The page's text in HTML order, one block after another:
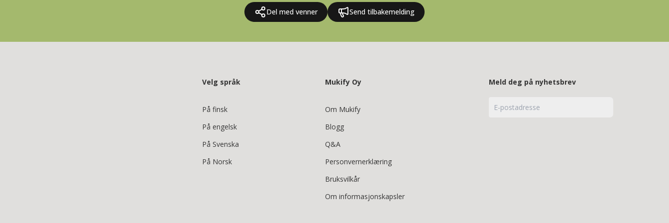
Del med venner Send tilbakemelding
Velg språk
På finsk
På engelsk
På Svenska
På Norsk
Mukify Oy
Om Mukify
Blogg
Q&A
Personvernerklæring
Bruksvilkår
Om informasjonskapsler
Meld deg på nyhetsbrev